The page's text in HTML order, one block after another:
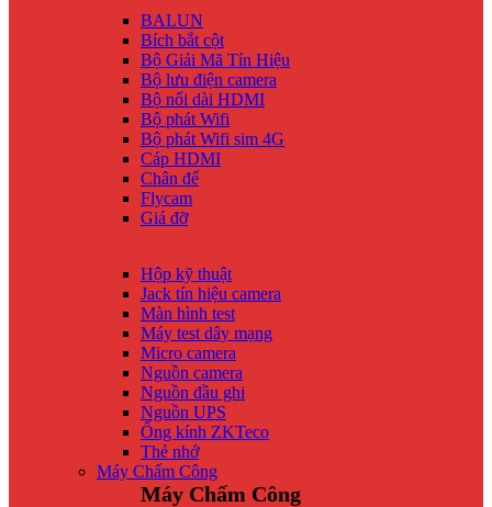
BALUN
Bích bắt cột
Bộ Giải Mã Tín Hiệu
Bộ lưu điện camera
Bộ nối dài HDMI
Bộ phát Wifi
Bộ phát Wifi sim 4G
Cáp HDMI
Chân đế
Flycam
Giá đỡ
Hộp kỹ thuật
Jack tín hiệu camera
Màn hình test
Máy test dây mạng
Micro camera
Nguồn camera
Nguồn đầu ghi
Nguồn UPS
Ống kính ZKTeco
Thẻ nhớ
Máy Chấm Công
Máy Chấm Công